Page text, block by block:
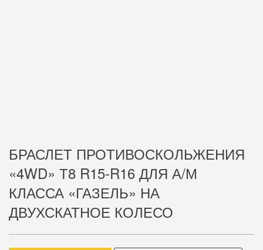
БРАСЛЕТ ПРОТИВОСКОЛЬЖЕНИЯ
«4WD» Т8 R15-R16 ДЛЯ А/М
КЛАССА «ГАЗЕЛЬ» НА
ДВУХСКАТНОЕ КОЛЕСО